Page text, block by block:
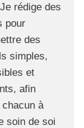
rédige des
pour
des
simples,
et
afin
chacun à
soin de soi